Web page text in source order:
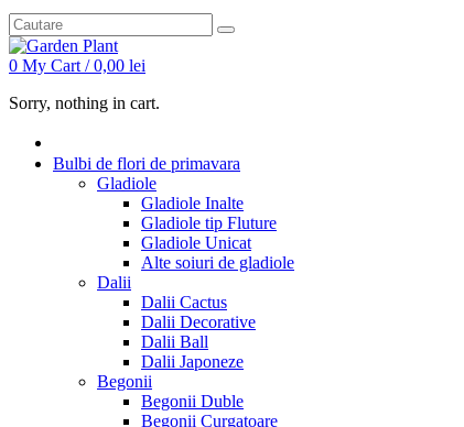
0 My Cart /0,00 lei
Sorry, nothing in cart.
Bulbi de flori de primavara
Gladiole
Gladiole Inalte
Gladiole tip Fluture
Gladiole Unicat
Alte soiuri de gladiole
Dalii
Dalii Cactus
Dalii Decorative
Dalii Ball
Dalii Japoneze
Begonii
Begonii Duble
Begonii Curgatoare